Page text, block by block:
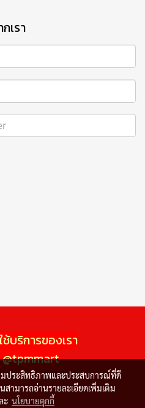
เรา
บริการของเรา
@tpmmart
มประสิทธิภาพและประสบการณ์ที่ดี
สามารถอ่านรายละเอียดเพิ่มเติม
ะ นโยบายคุกกี้